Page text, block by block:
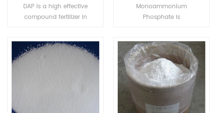
DAP is a high effective
compound fertilizer in
phosphate and nitrogen
Monoammonium
Phosphate is
crystal, the relative
density is 1.083(19/4oC).
The molten point is
180oC. The refractive
index is 1.479. It is easily
soluble in water, tinily